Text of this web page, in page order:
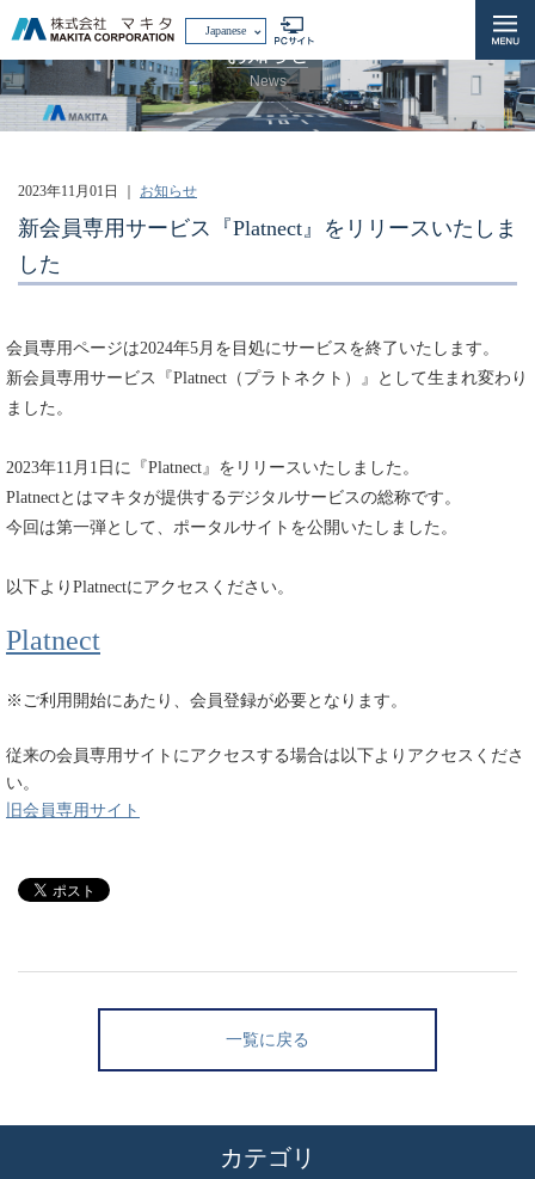
Japanese
お知らせ
News
2023年11月01日 お知らせ
新会員専用サービス『Platnect』をリリースいたしま
した
会員専用ページは2024年5月を目処にサービスを終了いたします。
新会員専用サービス『Platnect（プラトネクト）』として生まれ変わり
ました。
2023年11月1日に『Platnect』をリリースいたしました。
Platnectとはマキタが提供するデジタルサービスの総称です。
今回は第一弾として、ポータルサイトを公開いたしました。
以下よりPlatnectにアクセスください。
Platnect
※ご利用開始にあたり、会員登録が必要となります。
従来の会員専用サイトにアクセスする場合は以下よりアクセスくださ
い。
旧会員専用サイト
一覧に戻る
カテゴリ